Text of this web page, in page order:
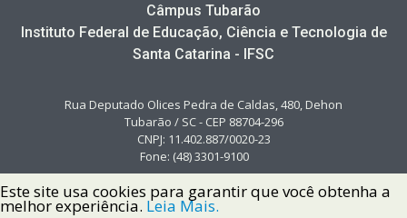
Câmpus Tubarão
Instituto Federal de Educação, Ciência e Tecnologia de
Santa Catarina - IFSC
Rua Deputado Olices Pedra de Caldas, 480, Dehon
Tubarão / SC - CEP 88704-296
CNPJ: 11.402.887/0020-23
Fone: (48) 3301-9100
Este site usa cookies para garantir que você obtenha a
melhor experiência. Leia Mais.